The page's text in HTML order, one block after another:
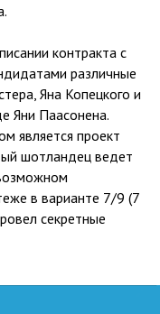
контракта с
различные
Яна Копецкого и
Яни Паасонена.
является проект
шотландец ведет
в варианте 7/9 (7
секретные